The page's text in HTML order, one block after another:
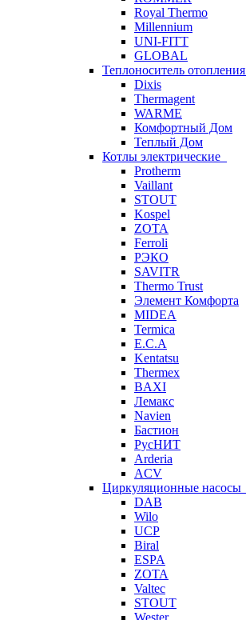
Royal Thermo
Millennium
UNI-FITT
GLOBAL
Теплоноситель отопления
Dixis
Thermagent
WARME
Комфортный Дом
Теплый Дом
Котлы электрические
Protherm
Vaillant
STOUT
Kospel
ZOTA
Ferroli
РЭКО
SAVITR
Thermo Trust
Элемент Комфорта
MIDEA
Termica
E.C.A
Kentatsu
Thermex
BAXI
Лемакс
Navien
Бастион
РусНИТ
Arderia
ACV
Циркуляционные насосы
DAB
Wilo
UCP
Biral
ESPA
ZOTA
Valtec
STOUT
Wester